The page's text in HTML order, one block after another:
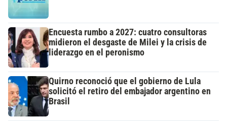
Encuesta rumbo a 2027: cuatro consultoras
midieron el desgaste de Milei y la crisis de
liderazgo en el peronismo
Quirno reconoció que el gobierno de Lula
solicitó el retiro del embajador argentino en
Brasil